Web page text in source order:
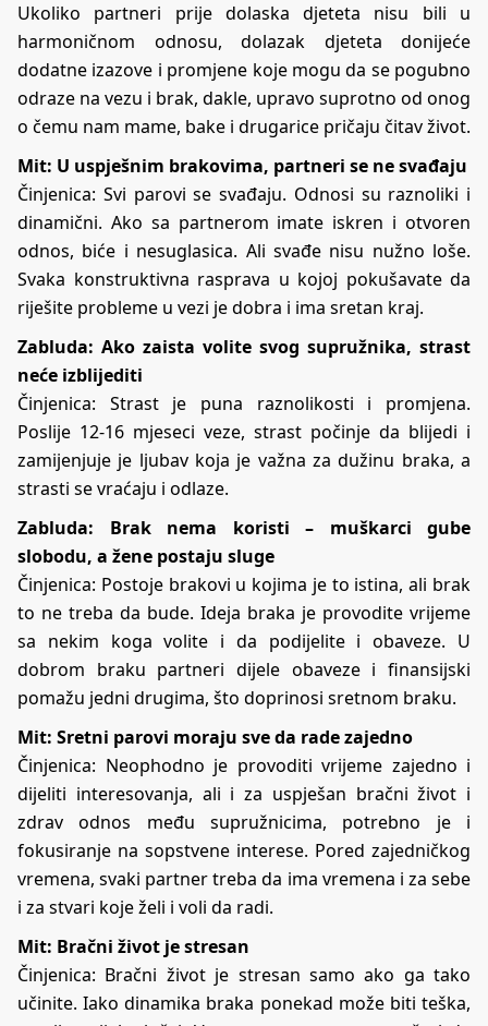
Ukoliko partneri prije dolaska djeteta nisu bili u
harmoničnom odnosu, dolazak djeteta donijeće
dodatne izazove i promjene koje mogu da se pogubno
odraze na vezu i brak, dakle, upravo suprotno od onog
o čemu nam mame, bake i drugarice pričaju čitav život.
Mit: U uspješnim brakovima, partneri se ne svađaju
Činjenica: Svi parovi se svađaju. Odnosi su raznoliki i
dinamični. Ako sa partnerom imate iskren i otvoren
odnos, biće i nesuglasica. Ali svađe nisu nužno loše.
Svaka konstruktivna rasprava u kojoj pokušavate da
riješite probleme u vezi je dobra i ima sretan kraj.
Zabluda: Ako zaista volite svog supružnika, strast
neće izblijediti
Činjenica: Strast je puna raznolikosti i promjena.
Poslije 12-16 mjeseci veze, strast počinje da blijedi i
zamijenjuje je ljubav koja je važna za dužinu braka, a
strasti se vraćaju i odlaze.
Zabluda: Brak nema koristi – muškarci gube
slobodu, a žene postaju sluge
Činjenica: Postoje brakovi u kojima je to istina, ali brak
to ne treba da bude. Ideja braka je provodite vrijeme
sa nekim koga volite i da podijelite i obaveze. U
dobrom braku partneri dijele obaveze i finansijski
pomažu jedni drugima, što doprinosi sretnom braku.
Mit: Sretni parovi moraju sve da rade zajedno
Činjenica: Neophodno je provoditi vrijeme zajedno i
dijeliti interesovanja, ali i za uspješan bračni život i
zdrav odnos među supružnicima, potrebno je i
fokusiranje na sopstvene interese. Pored zajedničkog
vremena, svaki partner treba da ima vremena i za sebe
i za stvari koje želi i voli da radi.
Mit: Bračni život je stresan
Činjenica: Bračni život je stresan samo ako ga tako
učinite. Iako dinamika braka ponekad može biti teška,